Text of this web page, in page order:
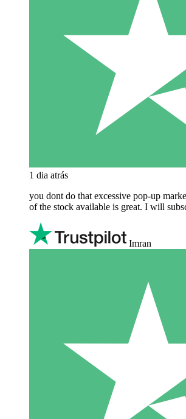
1 dia atrás
you dont do that excessive pop-up
of the stock available is great. I will
Imran